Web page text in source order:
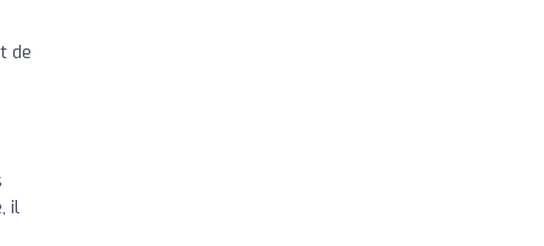
de
il